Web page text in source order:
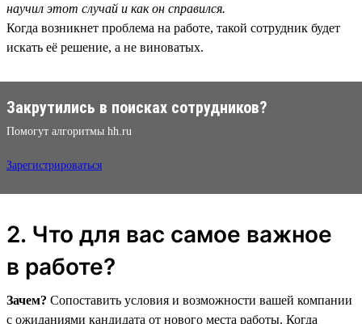
научил этот случай и как он справился.
Когда возникнет проблема на работе, такой сотрудник будет
искать её решение, а не виноватых.
Закрутились в поисках сотрудников?
Помогут алгоритмы hh.ru
Зарегистрироваться
2. Что для вас самое важное
в работе?
Зачем? Сопоставить условия и возможности вашей компании
с ожиданиями кандидата от нового места работы. Когда